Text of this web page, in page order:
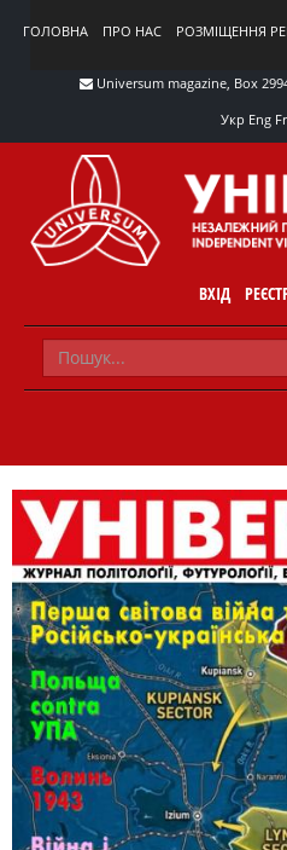
ГОЛОВНА ПРО НАС РОЗМІЩЕННЯ
Universum magazine, Box
Укр Eng Fr
ВХІД